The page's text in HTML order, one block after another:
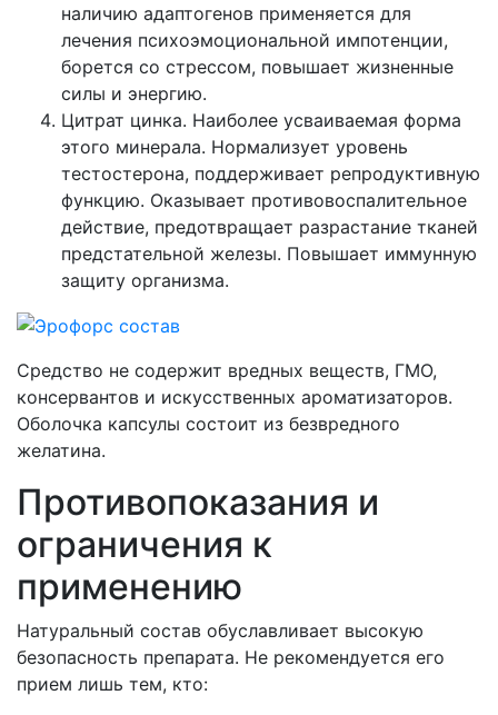
наличию адаптогенов применяется для
лечения психоэмоциональной импотенции,
борется со стрессом, повышает жизненные
силы и энергию.
Цитрат цинка. Наиболее усваиваемая форма
этого минерала. Нормализует уровень
тестостерона, поддерживает репродуктивную
функцию. Оказывает противовоспалительное
действие, предотвращает разрастание тканей
предстательной железы. Повышает иммунную
защиту организма.
Средство не содержит вредных веществ, ГМО,
консервантов и искусственных ароматизаторов.
Оболочка капсулы состоит из безвредного
желатина.
Противопоказания и
ограничения к
применению
Натуральный состав обуславливает высокую
безопасность препарата. Не рекомендуется его
прием лишь тем, кто: